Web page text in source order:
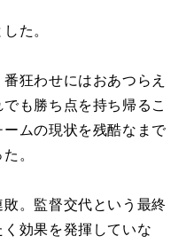
た。
狂わせにはおあつらえ
も勝ち点を持ち帰るこ
ムの現状を残酷なまで
。
。監督交代という最終
効果を発揮していな